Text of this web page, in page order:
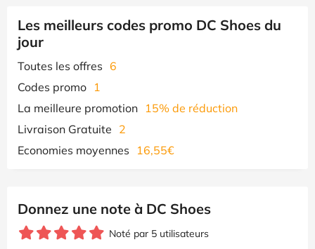
Les meilleurs codes promo DC Shoes du
jour
Toutes les offres 6
Codes promo 1
La meilleure promotion 15% de réduction
Livraison Gratuite 2
Economies moyennes
16,55€
Donnez une note à DC Shoes
Noté par 5 utilisateurs